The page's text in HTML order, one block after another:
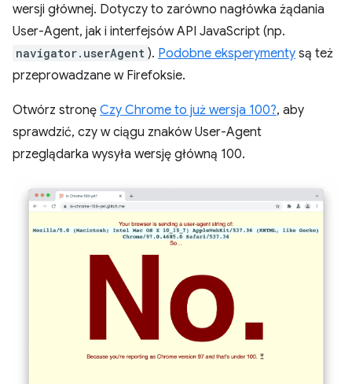
wersji głównej. Dotyczy to zarówno nagłówka żądania
User-Agent, jak i interfejsów API JavaScript (np.
navigator.userAgent ). Podobne eksperymenty są też
przeprowadzane w Firefoksie.
Otwórz stronę Czy Chrome to już wersja 100?, aby
sprawdzić, czy w ciągu znaków User-Agent
przeglądarka wysyła wersję główną 100.